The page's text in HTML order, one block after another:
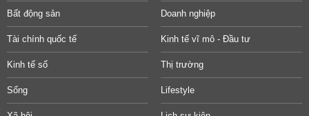
Bất động sản Doanh nghiệp
Tài chính quốc tế Kinh tế vĩ mô - Đầu tư
Kinh tế số Thị trường
Sống Lifestyle